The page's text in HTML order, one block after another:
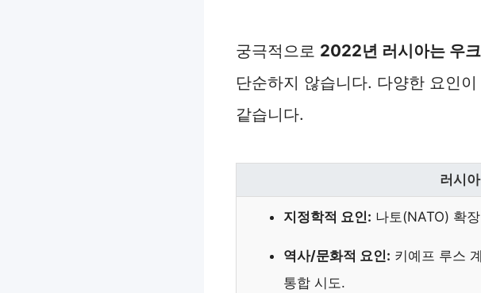
궁극적으로 2022년 러시아는 우
단순하지 않습니다. 다양한 요인
같습니다.
러시
지정학적 요인: 나토(NATO) 확
역사/문화적 요인: 키예프 루스
통합 시도.